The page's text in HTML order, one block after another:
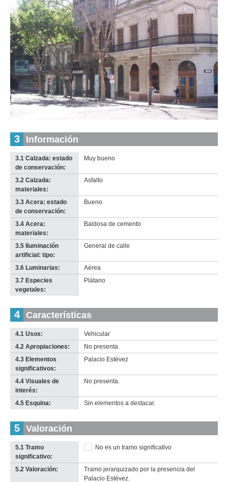
imagen
original
Inventario 2010
Inventario 2010
Anterior Pausa Siguiente
Inventario
2010
Descargar
imagen
original
3 Información
3.1 Calzada: estado
de conservación:
Muy bueno
3.2 Calzada:
materiales:
Asfalto
3.3 Acera: estado
de conservación:
Bueno
3.4 Acera:
materiales:
Baldosa de cemento
3.5 Iluminación
artificial: tipo:
General de calle
3.6 Luminarias:
Aérea
3.7 Especies
vegetales:
Plátano
4 Características
4.1 Usos:
Vehicular
4.2 Apropiaciones:
No presenta.
4.3 Elementos
significativos:
Palacio Estévez
4.4 Visuales de
interés:
No presenta.
4.5 Esquina: Sin elementos a destacar.
5 Valoración
5.1 Tramo
significativo:
No es un tramo significativo
5.2 Valoración:
Tramo jerarquizado por la presencia del
Palacio Estévez.